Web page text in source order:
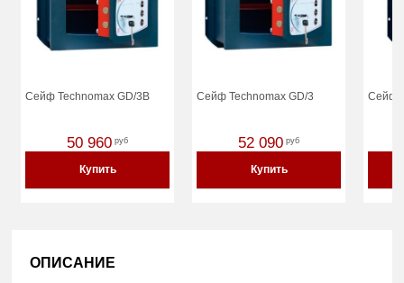
Сейф Technomax GD/3В
50 960 руб
Купить
Сейф Technomax GD/3
52 090 руб
Купить
Сейф
ОПИСАНИЕ